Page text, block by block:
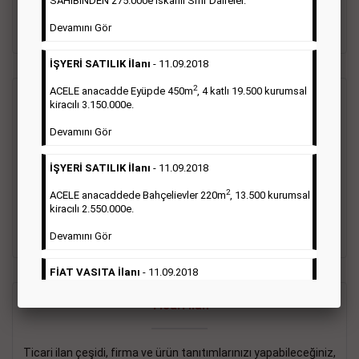
Detaylı Bilgi & İlan Örnekleri
Vasıta İlanı
Sarı sayfa ilanlar alım- satım, duyuru, mini reklam şeklinde
ifade edilebilen ilanlardır. Gazetelerin tirajını önemli ölçüde
etkilerler ve gazete gelirlerinin de önemli bir bölümünü
oluştururlar.Sabah sarı sayfa eleman ilanlarında 6 kelime
sayısı şartı aranmamaktadır.
Detaylı Bilgi & İlan Örnekleri
Ticari İlan
Ticari ilan çeşidi, firma ve ürün tanıtımlarınızı yapabileceğiniz,
Devamını Gör
İŞYERİ SATILIK İlanı - 11.09.2018
ACELE anacadde Eyüpde 450m2, 4 katlı 19.500 kurumsal
kiracılı 3.150.000e.
Devamını Gör
İŞYERİ SATILIK İlanı - 11.09.2018
ACELE anacaddede Bahçelievler 220m2, 13.500 kurumsal
kiracılı 2.550.000e.
Devamını Gör
FİAT VASITA İlanı - 11.09.2018
2.800.000e kurumsal mağaza.